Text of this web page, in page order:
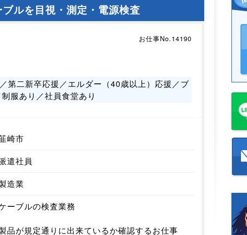
ルを目視・測定・電源検査
お仕事No.14190
第二新卒応援／エルダー（40歳以上）応援／ブ
服あり／社員食堂あり
崎市
遣社員
造業
ーブルの検査業務
品が規定通りに出来ているか確認するお仕事